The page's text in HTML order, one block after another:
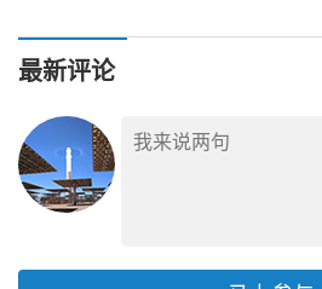
体化开发
正式发布实施
最新评论